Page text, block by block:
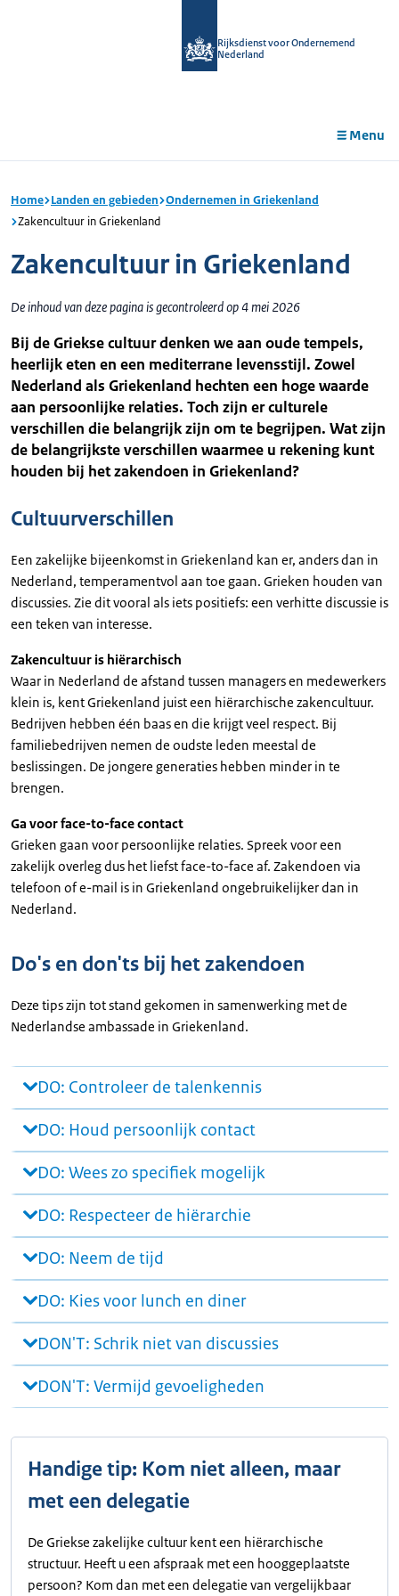
Rijksdienst voor Ondernemend
Nederland
Menu
Home Landen en gebieden Ondernemen in Griekenland
Zakencultuur in Griekenland
Zakencultuur in Griekenland
De inhoud van deze pagina is gecontroleerd op 4 mei 2026
Bij de Griekse cultuur denken we aan oude tempels,
heerlijk eten en een mediterrane levensstijl. Zowel
Nederland als Griekenland hechten een hoge waarde
aan persoonlijke relaties. Toch zijn er culturele
verschillen die belangrijk zijn om te begrijpen. Wat zijn
de belangrijkste verschillen waarmee u rekening kunt
houden bij het zakendoen in Griekenland?
Cultuurverschillen
Een zakelijke bijeenkomst in Griekenland kan er, anders dan in
Nederland, temperamentvol aan toe gaan. Grieken houden van
discussies. Zie dit vooral als iets positiefs: een verhitte discussie is
een teken van interesse.
Zakencultuur is hiërarchisch
Waar in Nederland de afstand tussen managers en medewerkers
klein is, kent Griekenland juist een hiërarchische zakencultuur.
Bedrijven hebben één baas en die krijgt veel respect. Bij
familiebedrijven nemen de oudste leden meestal de
beslissingen. De jongere generaties hebben minder in te
brengen.
Ga voor face-to-face contact
Grieken gaan voor persoonlijke relaties. Spreek voor een
zakelijk overleg dus het liefst face-to-face af. Zakendoen via
telefoon of e-mail is in Griekenland ongebruikelijker dan in
Nederland.
Do's en don'ts bij het zakendoen
Deze tips zijn tot stand gekomen in samenwerking met de
Nederlandse ambassade in Griekenland.
DO: Controleer de talenkennis
DO: Houd persoonlijk contact
DO: Wees zo specifiek mogelijk
DO: Respecteer de hiërarchie
DO: Neem de tijd
DO: Kies voor lunch en diner
DON'T: Schrik niet van discussies
DON'T: Vermijd gevoeligheden
Handige tip: Kom niet alleen, maar
met een delegatie
De Griekse zakelijke cultuur kent een hiërarchische
structuur. Heeft u een afspraak met een hooggeplaatste
persoon? Kom dan met een delegatie van vergelijkbaar